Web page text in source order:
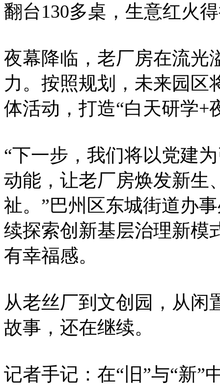
翻台130多桌，生意红火
夜幕降临，老厂房在流光
力。按照规划，未来园区
体活动，打造“白天研学+
“下一步，我们将以党建
动能，让老厂房焕发新生
祉。”巴州区东城街道办
续探索创新基层治理新模
有幸福感。
从老丝厂到文创园，从闲
故事，还在继续。
记者手记：在“旧”与“新”